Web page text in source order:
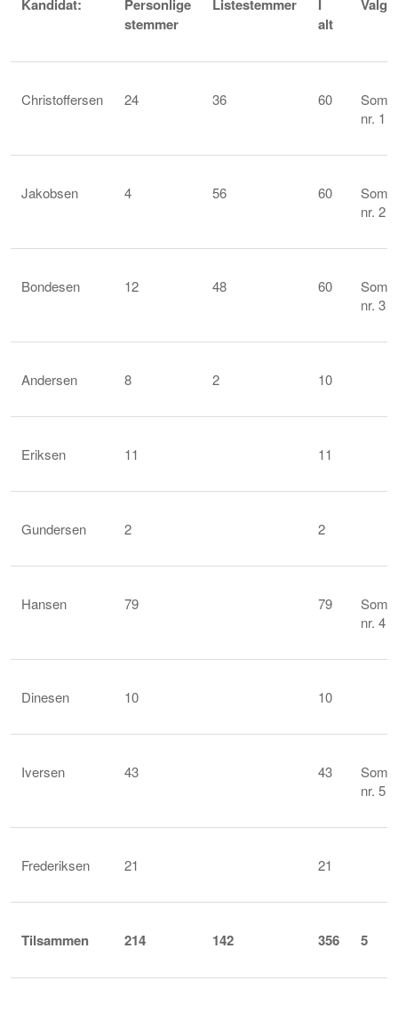
Kandidat:
Personlige
stemmer
Listestemmer
alt
Valgte
Christoffersen 24 36 60
Som
nr. 1
Jakobsen 4 56 60
Som
nr. 2
Bondesen 12 48 60
Som
nr. 3
Andersen 8 2 10
Eriksen 11 11
Gundersen 2 2
Hansen 79 79
Som
nr. 4
Dinesen 10 10
Iversen 43 43
Som
nr. 5
Frederiksen 21 21
Tilsammen 214 142 356 5